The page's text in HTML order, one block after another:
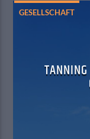
GESELLSCHAFT